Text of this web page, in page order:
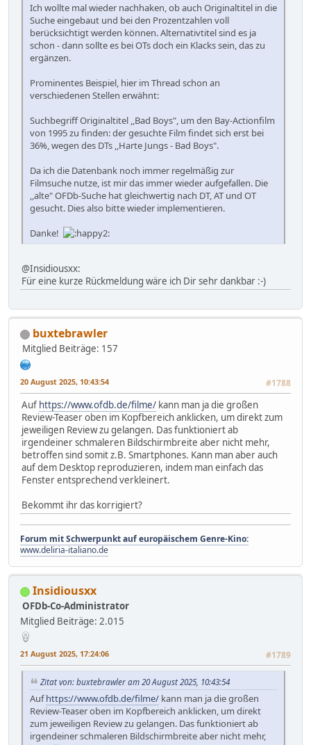
Ich wollte mal wieder nachhaken, ob auch Originaltitel in die
Suche eingebaut und bei den Prozentzahlen voll
berücksichtigt werden können. Alternativtitel sind es ja
schon - dann sollte es bei OTs doch ein Klacks sein, das zu
ergänzen.
Prominentes Beispiel, hier im Thread schon an
verschiedenen Stellen erwähnt:
Suchbegriff Originaltitel ,,Bad Boys", um den Bay-Actionfilm
von 1995 zu finden: der gesuchte Film findet sich erst bei
36%, wegen des DTs ,,Harte Jungs - Bad Boys".
Da ich die Datenbank noch immer regelmäßig zur
Filmsuche nutze, ist mir das immer wieder aufgefallen. Die
,,alte" OFDb-Suche hat gleichwertig nach DT, AT und OT
gesucht. Dies also bitte wieder implementieren.
Danke!
@Insidiousxx:
Für eine kurze Rückmeldung wäre ich Dir sehr dankbar :-)
buxtebrawler
Mitglied Beiträge: 157
20 August 2025, 10:43:54 #1788
Auf https://www.ofdb.de/filme/ kann man ja die großen
Review-Teaser oben im Kopfbereich anklicken, um direkt zum
jeweiligen Review zu gelangen. Das funktioniert ab
irgendeiner schmaleren Bildschirmbreite aber nicht mehr,
betroffen sind somit z.B. Smartphones. Kann man aber auch
auf dem Desktop reproduzieren, indem man einfach das
Fenster entsprechend verkleinert.
Bekommt ihr das korrigiert?
Forum mit Schwerpunkt auf europäischem Genre-Kino:
www.deliria-italiano.de
Insidiousxx
OFDb-Co-Administrator
Mitglied Beiträge: 2.015
21 August 2025, 17:24:06 #1789
Zitat von: buxtebrawler am 20 August 2025, 10:43:54
Aufhttps://www.ofdb.de/filme/ kann man ja die großen
Review-Teaser oben im Kopfbereich anklicken, um direkt
zum jeweiligen Review zu gelangen. Das funktioniert ab
irgendeiner schmaleren Bildschirmbreite aber nicht mehr,